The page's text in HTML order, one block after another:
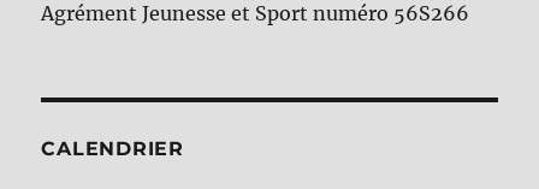
Agrément Jeunesse et Sport numéro 56S266
CALENDRIER